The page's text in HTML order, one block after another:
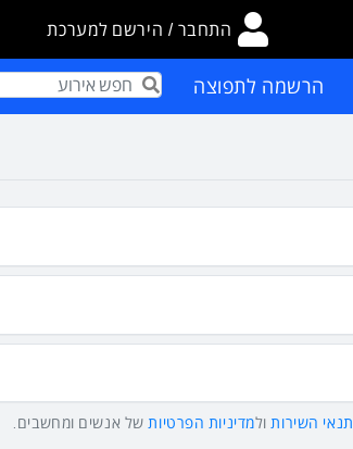
התחבר / הירשם למערכת
הרשמה לתפוצה Term
תנאי השירותולמדיניות הפרטיותשל אנשים ומחשבים.